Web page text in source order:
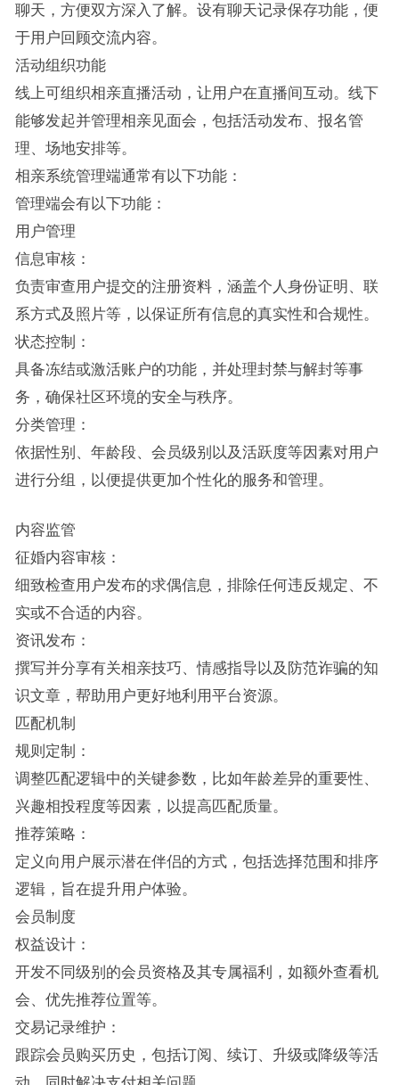
聊天，方便双方深入了解。设有聊天记录保存功能，便
于用户回顾交流内容。
活动组织功能
线上可组织相亲直播活动，让用户在直播间互动。线下
能够发起并管理相亲见面会，包括活动发布、报名管
理、场地安排等。
相亲系统管理端通常有以下功能：
管理端会有以下功能：
用户管理
信息审核：
负责审查用户提交的注册资料，涵盖个人身份证明、联
系方式及照片等，以保证所有信息的真实性和合规性。
状态控制：
具备冻结或激活账户的功能，并处理封禁与解封等事
务，确保社区环境的安全与秩序。
分类管理：
依据性别、年龄段、会员级别以及活跃度等因素对用户
进行分组，以便提供更加个性化的服务和管理。
内容监管
征婚内容审核：
细致检查用户发布的求偶信息，排除任何违反规定、不
实或不合适的内容。
资讯发布：
撰写并分享有关相亲技巧、情感指导以及防范诈骗的知
识文章，帮助用户更好地利用平台资源。
匹配机制
规则定制：
调整匹配逻辑中的关键参数，比如年龄差异的重要性、
兴趣相投程度等因素，以提高匹配质量。
推荐策略：
定义向用户展示潜在伴侣的方式，包括选择范围和排序
逻辑，旨在提升用户体验。
会员制度
权益设计：
开发不同级别的会员资格及其专属福利，如额外查看机
会、优先推荐位置等。
交易记录维护：
跟踪会员购买历史，包括订阅、续订、升级或降级等活